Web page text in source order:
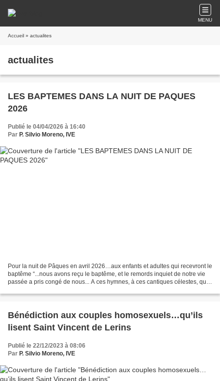
MENU
Accueil » actualites
actualites
LES BAPTEMES DANS LA NUIT DE PAQUES
2026
Publié le 04/04/2026 à 16:40
Par P. Silvio Moreno, IVE
Pour la nuit de Pâques en avril 2026…aux enfants et adultes qui recevront le
baptême “...nous avons reçu le baptême, et le remords inquiet de notre vie
passée a pris congé de nous... A ces hymnes, à ces cantiques célestes, quel
Bénédiction aux couples homosexuels…qu’ils
lisent Saint Vincent de Lerins
Publié le 22/12/2023 à 08:06
Par P. Silvio Moreno, IVE